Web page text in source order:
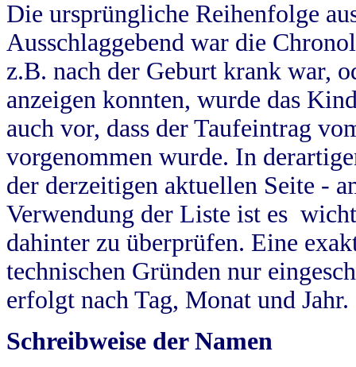
Die ursprüngliche Reihenfolge
Ausschlaggebend war die
z.B. nach der Geburt krank war,
anzeigen konnten, wurde das
auch vor, dass der Taufeintrag
vorgenommen wurde. In
der derzeitigen aktuellen Seite -
Verwendung der Liste ist es
dahinter zu überprüfen. Eine
technischen Gründen nur
erfolgt nach Tag, Monat und Jahr.
Schreibweise der Namen